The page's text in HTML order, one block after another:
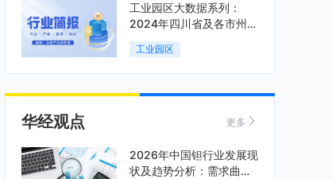
工业园区大数据系列：
2024年四川省及各市州工
业园区全景洞析报告
工业园区
华经观点 更多
2026年中国钽行业发展现
状及趋势分析：需求曲线